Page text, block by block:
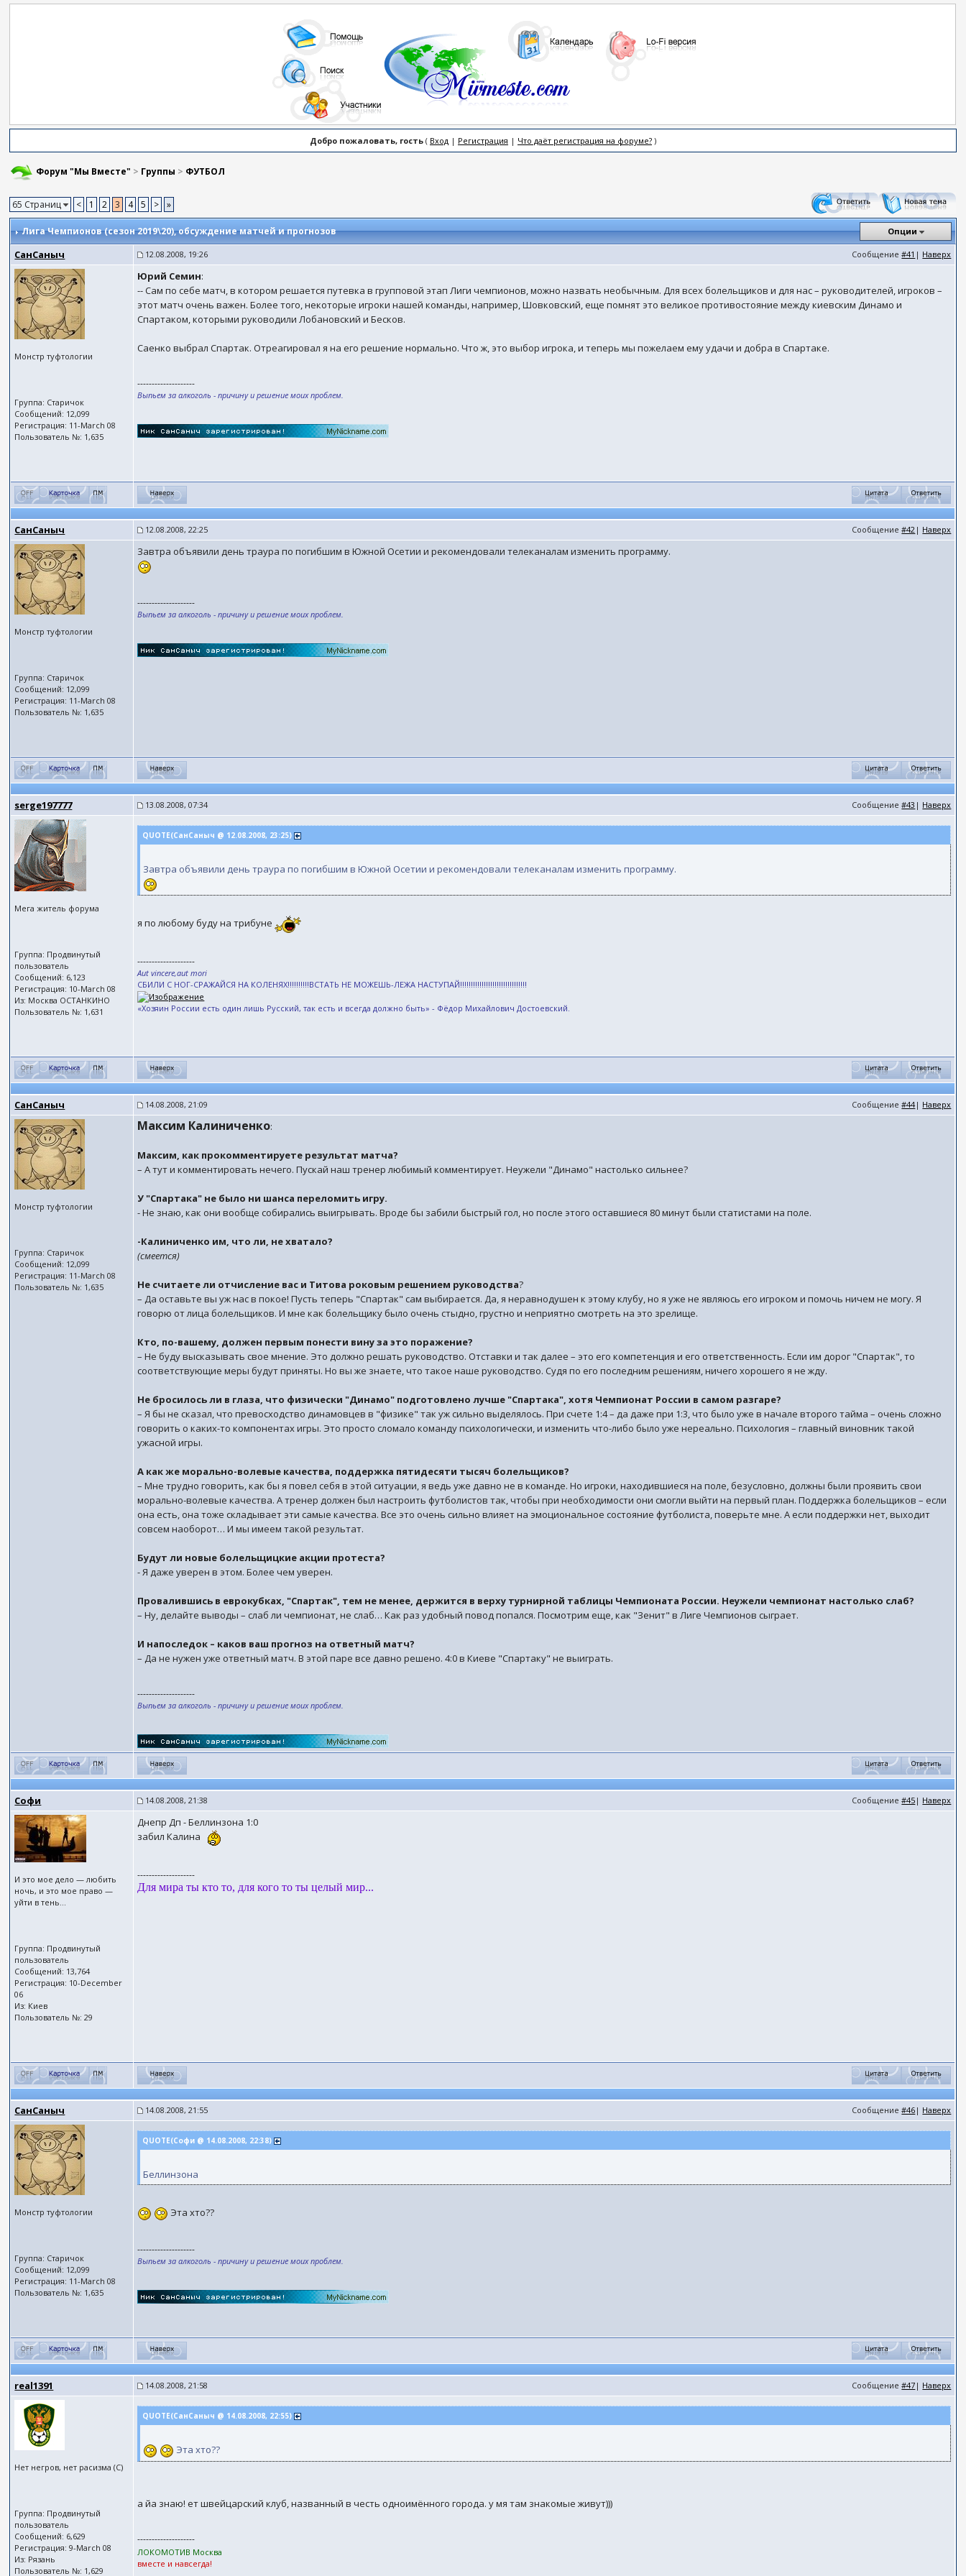
Добро пожаловать, гость( Вход| Регистрация | Что даёт регистрация на форуме?)
Форум "Мы Вместе" > Группы > ФУТБОЛ
65 Страниц < 1 2 3 4 5 > »
Лига Чемпионов (сезон 2019\20), обсуждение матчей и прогнозов Опции
СанСаныч 12.08.2008, 19:26 Сообщение#41 | Наверх
Монстр туфтологии
Группа: Старичок
Сообщений: 12,099
Регистрация: 11-March 08
Пользователь №: 1,635
Юрий Семин:
-- Сам по себе матч, в котором решается путевка в групповой этап Лиги чемпионов, можно назвать необычным. Для всех болельщиков и для нас – руководителей, игроков –
этот матч очень важен. Более того, некоторые игроки нашей команды, например, Шовковский, еще помнят это великое противостояние между киевским Динамо и
Спартаком, которыми руководили Лобановский и Бесков.
Саенко выбрал Спартак. Отреагировал я на его решение нормально. Что ж, это выбор игрока, и теперь мы пожелаем ему удачи и добра в Спартаке.
--------------------
Выпьем за алкоголь - причину и решение моих проблем.
СанСаныч 12.08.2008, 22:25 Сообщение#42 | Наверх
Монстр туфтологии
Группа: Старичок
Сообщений: 12,099
Регистрация: 11-March 08
Пользователь №: 1,635
Завтра объявили день траура по погибшим в Южной Осетии и рекомендовали телеканалам изменить программу.
--------------------
Выпьем за алкоголь - причину и решение моих проблем.
serge197777 13.08.2008, 07:34 Сообщение#43 | Наверх
Мега житель форума
Группа: Продвинутый
пользователь
Сообщений: 6,123
Регистрация: 10-March 08
Из: Москва ОСТАНКИНО
Пользователь №: 1,631
QUOTE(СанСаныч @ 12.08.2008, 23:25)
Завтра объявили день траура по погибшим в Южной Осетии и рекомендовали телеканалам изменить программу.
я по любому буду на трибуне
--------------------
Aut vincere,aut mori
СБИЛИ С НОГ-СРАЖАЙСЯ НА КОЛЕНЯХ!!!!!!!!!!ВСТАТЬ НЕ МОЖЕШЬ-ЛЕЖА НАСТУПАЙ!!!!!!!!!!!!!!!!!!!!!!!!!!!!!!!
«Хозяин России есть один лишь Русский, так есть и всегда должно быть» - Фёдор Михайлович Достоевский.
СанСаныч 14.08.2008, 21:09 Сообщение#44| Наверх
Монстр туфтологии
Группа: Старичок
Сообщений: 12,099
Регистрация: 11-March 08
Пользователь №: 1,635
Максим Калиниченко:
Максим, как прокомментируете результат матча?
– А тут и комментировать нечего. Пускай наш тренер любимый комментирует. Неужели "Динамо" настолько сильнее?
У "Спартака" не было ни шанса переломить игру.
- Не знаю, как они вообще собирались выигрывать. Вроде бы забили быстрый гол, но после этого оставшиеся 80 минут были статистами на поле.
-Калиниченко им, что ли, не хватало?
(смеется)
Не считаете ли отчисление вас и Титова роковым решением руководства?
– Да оставьте вы уж нас в покое! Пусть теперь "Спартак" сам выбирается. Да, я неравнодушен к этому клубу, но я уже не являюсь его игроком и помочь ничем не могу. Я
говорю от лица болельщиков. И мне как болельщику было очень стыдно, грустно и неприятно смотреть на это зрелище.
Кто, по-вашему, должен первым понести вину за это поражение?
– Не буду высказывать свое мнение. Это должно решать руководство. Отставки и так далее – это его компетенция и его ответственность. Если им дорог "Спартак", то
соответствующие меры будут приняты. Но вы же знаете, что такое наше руководство. Судя по его последним решениям, ничего хорошего я не жду.
Не бросилось ли в глаза, что физически "Динамо" подготовлено лучше "Спартака", хотя Чемпионат России в самом разгаре?
– Я бы не сказал, что превосходство динамовцев в "физике" так уж сильно выделялось. При счете 1:4 – да даже при 1:3, что было уже в начале второго тайма – очень сложно
говорить о каких-то компонентах игры. Это просто сломало команду психологически, и изменить что-либо было уже нереально. Психология – главный виновник такой
ужасной игры.
А как же морально-волевые качества, поддержка пятидесяти тысяч болельщиков?
– Мне трудно говорить, как бы я повел себя в этой ситуации, я ведь уже давно не в команде. Но игроки, находившиеся на поле, безусловно, должны были проявить свои
морально-волевые качества. А тренер должен был настроить футболистов так, чтобы при необходимости они смогли выйти на первый план. Поддержка болельщиков – если
она есть, она тоже складывает эти самые качества. Все это очень сильно влияет на эмоциональное состояние футболиста, поверьте мне. А если поддержки нет, выходит
совсем наоборот… И мы имеем такой результат.
Будут ли новые болельщицкие акции протеста?
- Я даже уверен в этом. Более чем уверен.
Провалившись в еврокубках, "Спартак", тем не менее, держится в верху турнирной таблицы Чемпионата России. Неужели чемпионат настолько слаб?
– Ну, делайте выводы – слаб ли чемпионат, не слаб… Как раз удобный повод попался. Посмотрим еще, как "Зенит" в Лиге Чемпионов сыграет.
И напоследок – каков ваш прогноз на ответный матч?
– Да не нужен уже ответный матч. В этой паре все давно решено. 4:0 в Киеве "Спартаку" не выиграть.
--------------------
Выпьем за алкоголь - причину и решение моих проблем.
Софи 14.08.2008, 21:38 Сообщение#45 | Наверх
И это мое дело — любить
ночь, и это мое право —
уйти в тень...
Группа: Продвинутый
пользователь
Сообщений: 13,764
Регистрация: 10-December
06
Из: Киев
Пользователь №: 29
Днепр Дп - Беллинзона 1:0
забил Калина
--------------------
Для мира ты кто то, для кого то ты целый мир...
СанСаныч 14.08.2008, 21:55 Сообщение#46 | Наверх
Монстр туфтологии
Группа: Старичок
Сообщений: 12,099
Регистрация: 11-March 08
Пользователь №: 1,635
QUOTE(Софи @ 14.08.2008, 22:38)
Беллинзона
Эта хто??
--------------------
Выпьем за алкоголь - причину и решение моих проблем.
real1391 14.08.2008, 21:58 Сообщение#47 | Наверх
Нет негров, нет расизма (С)
Группа: Продвинутый
пользователь
Сообщений: 6,629
Регистрация: 9-March 08
Из: Рязань
Пользователь №: 1,629
QUOTE(СанСаныч @ 14.08.2008, 22:55)
Эта хто??
а йа знаю! ет швейцарский клуб, названный в честь одноимённого города. у мя там знакомые живут)))
--------------------
ЛОКОМОТИВ Москва
вместе и навсегда!